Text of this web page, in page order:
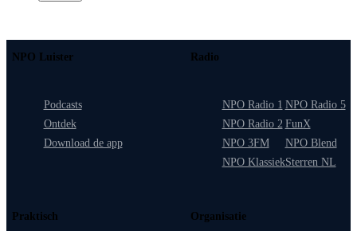
NPO Luister
Podcasts
Ontdek
Download de app
Radio
NPO Radio 1
NPO Radio 2
NPO 3FM
NPO Klassiek
NPO Radio 5
FunX
NPO Blend
Sterren NL
Praktisch Organisatie